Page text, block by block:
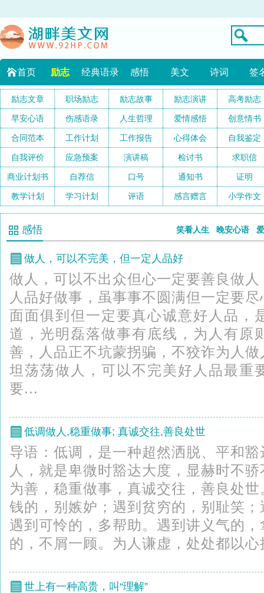
首页 励志 经典语录 感悟 美文 诗词 签
励志文章 职场励志 励志故事 励志演讲 高考励志
早安心语 伤感语录 人生哲理 爱情感悟 创意情书
合同范本 工作计划 工作报告 心得体会 自我鉴定
自我评价 应急预案 演讲稿 检讨书 求职信
商业计划书 自荐信 口号 通知书 证明
教学计划 学习计划 评语 感言赠言 小学作文
感悟 晚安心语
笑看人生
做人，可以不完美，但一定人品好
做人，可以不出众但心一定要善良做
人品好做事，虽事事不圆满但一定要
面面俱到但一定要真心诚意好人品，
道，光明磊落做事有底线，为人有原
善，人品正不坑蒙拐骗，不狡诈为人
坦荡荡做人，可以不完美好人品最重
要...
低调做人,稳重做事; 真诚交往,善良处世
导语：低调，是一种超然洒脱、平和
人，就是卑微时豁达大度，显赫时不
为善，稳重做事，真诚交往，善良处
钱的，别嫉妒；遇到贫穷的，别耻笑
遇到可怜的，多帮助。遇到讲义气的
的，不屑一顾。为人谦虚，处处都以
世上有一种高贵，叫“理解”